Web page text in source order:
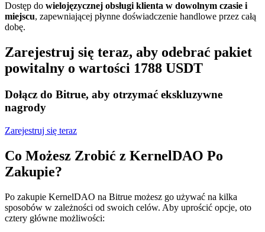
Dostęp do wielojęzycznej obsługi klienta w dowolnym czasie i
miejscu, zapewniającej płynne doświadczenie handlowe przez całą
dobę.
Zarejestruj się teraz, aby odebrać pakiet
powitalny o wartości 1788 USDT
Dołącz do Bitrue, aby otrzymać ekskluzywne
nagrody
Zarejestruj się teraz
Co Możesz Zrobić z KernelDAO Po
Zakupie?
Po zakupie KernelDAO na Bitrue możesz go używać na kilka
sposobów w zależności od swoich celów. Aby uprościć opcje, oto
cztery główne możliwości: